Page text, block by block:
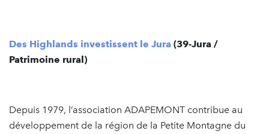
Des Highlands investissent le Jura (39-Jura /
Patrimoine rural)
Depuis 1979, l’association ADAPEMONT contribue au
développement de la région de la Petite Montagne du